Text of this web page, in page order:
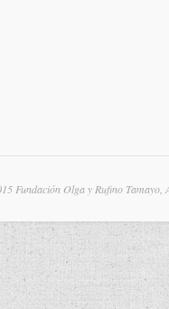
Fundación Olga y Rufino Tamayo,